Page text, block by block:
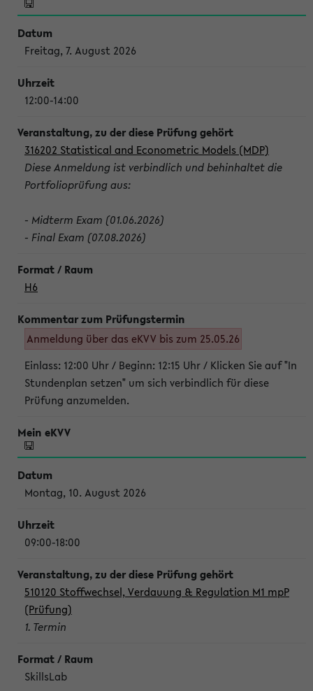
Freitag, 7. August 2026
12:00-14:00
316202 Statistical and Econometric Models (MDP)
Diese Anmeldung ist verbindlich und behinhaltet die
Portfolioprüfung aus:
- Midterm Exam (01.06.2026)
- Final Exam (07.08.2026)
H6
Anmeldung über das eKVV bis zum 25.05.26
Einlass: 12:00 Uhr / Beginn: 12:15 Uhr / Klicken Sie auf "In
Stundenplan setzen" um sich verbindlich für diese
Prüfung anzumelden.
Montag, 10. August 2026
09:00-18:00
510120 Stoffwechsel, Verdauung & Regulation M1 mpP
(Prüfung)
1. Termin
SkillsLab